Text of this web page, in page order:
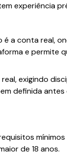
experiência
a conta real,
e permite
exigindo
definida antes
de 18 anos.